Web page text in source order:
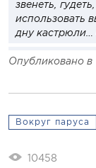
звенеть,
использовать
дну кастрюли…
Опубликовано в
Вокруг паруса
10458